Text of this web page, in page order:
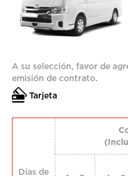
A su selección, favor de
emisión de contrato.
Tarjeta
Días de